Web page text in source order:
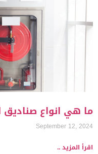
ما هي انواع صناديق
September 12, 2024
اقرأ المزيد ..